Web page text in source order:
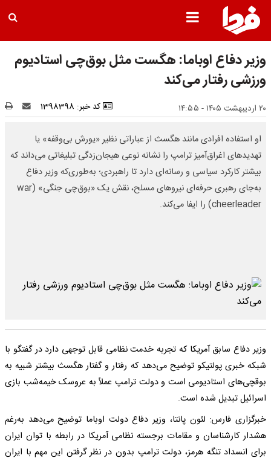
وزیر دفاع اوباما: هگست مثل بوق‌چی استادیوم
ورزشی رفتار می‌کند
۲۰ اردیبهشت ۱۴۰۵ - ۱۴:۵۵ کد خبر: 1398398
او استفاده افرادی مانند هگسث از عباراتی نظیر «یورش بی‌وقفه» یا
تهدیدهای اغراق‌آمیز ترامپ را نشانه نوعی هیجان‌زدگی تبلیغاتی می‌داند که
بیشتر کارکرد سیاسی و رسانه‌ای دارد تا راهبردی؛ به‌طوری‌که وزیر دفاع
به‌جای رهبری حرفه‌ای نیروهای مسلح، نقش یک «بوق‌چی جنگی» (war
cheerleader) را ایفا می‌کند.
وزیر دفاع سابق آمریکا که تجربه خدمت نظامی قابل توجهی دارد در گفتگو با
شبکه خبری پولتیکو توضیح می‌دهد که رفتار و گفتار هگسث بیشتر شبیه به
بوقچی‌های استادیومی است و دولت ترامپ عملاً به عروسک خیمه‌شب بازی
اسرائیل تبدیل شده است.
خبرگزاری فارس: لئون پانتا، وزیر دفاع دولت اوباما توضیح می‌دهد به‌رغم
هشدار کارشناسان و مقامات برجسته نظامی آمریکا در رابطه با توان ایران
برای انسداد تنگه هرمز، دولت ترامپ بدون در نظر گرفتن این مهم با ایران